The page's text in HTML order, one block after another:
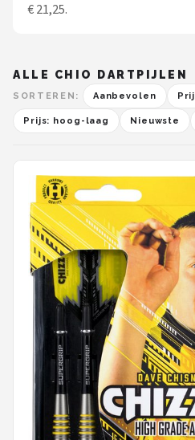
€ 21,25.
ALLE CHIO DARTPIJLEN
SORTEREN: Aanbevolen
Prijs: hoog-laag Nieuwste